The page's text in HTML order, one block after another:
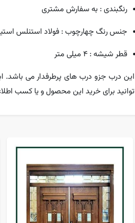
رنگبندی : به سفارش مشتری
جنس رنگ چهارچوب : فولاد استنلس
قطر شیشه : 4 میلی متر
این درب جزو درب های پرطرفدار می
توانید برای خرید این محصول و یا کسب